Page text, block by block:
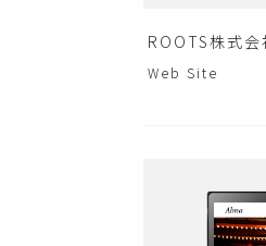
ROOTS株式
Web Site